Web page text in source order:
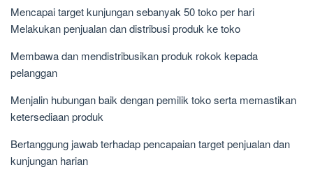
Mencapai target kunjungan sebanyak 50 toko per hari
Melakukan penjualan dan distribusi produk ke toko
Membawa dan mendistribusikan produk rokok kepada
pelanggan
Menjalin hubungan baik dengan pemilik toko serta memastikan
ketersediaan produk
Bertanggung jawab terhadap pencapaian target penjualan dan
kunjungan harian